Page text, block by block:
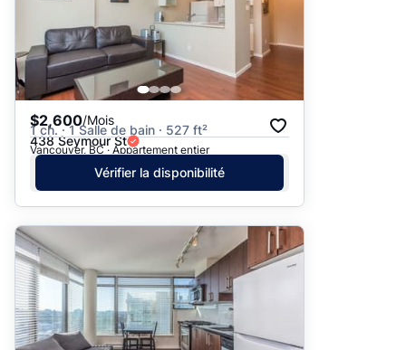
$2,600/Mois
1 ch. · 1 Salle de bain · 527 ft²
438 Seymour St
Vancouver, BC · Appartement entier
Vérifier la disponibilité